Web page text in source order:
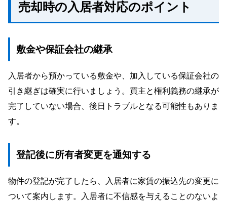
売却時の入居者対応のポイント
敷金や保証会社の継承
入居者から預かっている敷金や、加入している保証会社の
引き継ぎは確実に行いましょう。買主と権利義務の継承が
完了していない場合、後日トラブルとなる可能性もありま
す。
登記後に所有者変更を通知する
物件の登記が完了したら、入居者に家賃の振込先の変更に
ついて案内します。入居者に不信感を与えることのないよ